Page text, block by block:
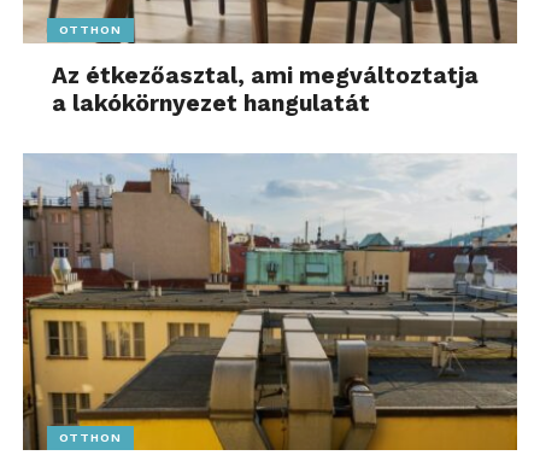
OTTHON
Az étkezőasztal, ami megváltoztatja
a lakókörnyezet hangulatát
OTTHON